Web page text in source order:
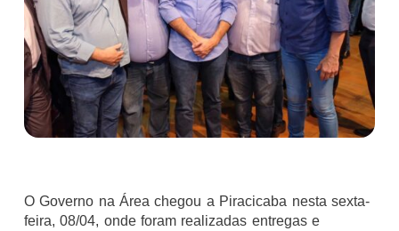
O Governo na Área chegou a Piracicaba nesta sexta-
feira, 08/04, onde foram realizadas entregas e